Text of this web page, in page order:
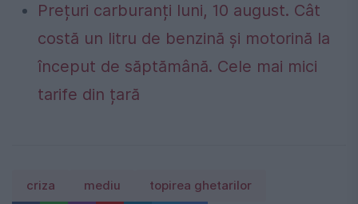
Prețuri carburanți luni, 10 august. Cât
costă un litru de benzină și motorină la
început de săptămână. Cele mai mici
tarife din țară
criza mediu topirea ghetarilor